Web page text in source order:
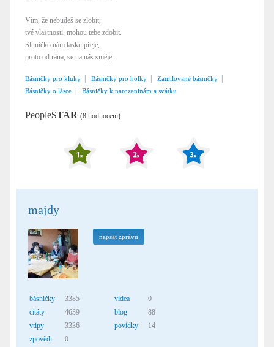
Vím, že nebudeš se zlobit,
tvé vlastnosti, mohou tebe zdobit.
Sluníčko nám lásku přeje,
proto od rána, se na nás směje.
Básničky pro kluky | Básničky pro holky | Zamilované básničky |
Básničky o lásce | Básničky k narozeninám a svátku
PeopleSTAR (8 hodnocení)
majdy
napsat zprávu
básničky
3385
citáty
4639
vtipy
3336
zpovědi
0
videa
0
blog
88
povídky
14